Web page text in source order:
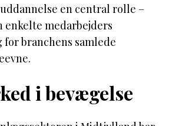
en central rolle –
enkelte medarbejders
branchens samlede
i bevægelse